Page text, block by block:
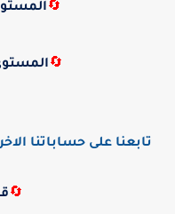
🔄
🔄
تابعنا على حساباتنا
🔄